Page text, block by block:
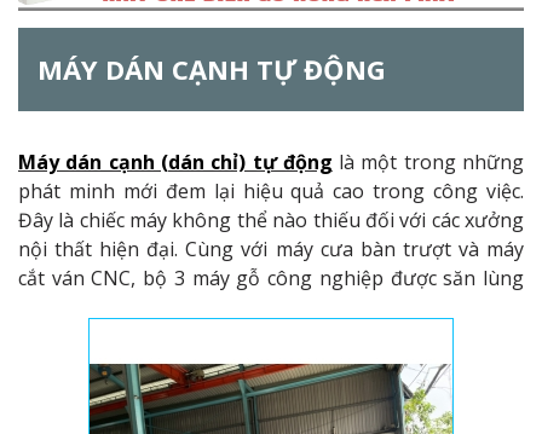
h
r
m
MÁY DÁN CẠNH TỰ ĐỘNG
Máy dán cạnh (dán chỉ) tự động là một trong những
phát minh mới đem lại hiệu quả cao trong công việc.
Đây là chiếc máy không thể nào thiếu đối với các xưởng
nội thất hiện đại. Cùng với máy cưa bàn trượt và máy
cắt ván CNC, bộ 3 máy gỗ công nghiệp được săn lùng
Đối với các sản phẩm nội thất, tính thẩm mỹ luôn là yếu
tố đi kèm chất lượng. Các khâu thủ công cần sự khéo